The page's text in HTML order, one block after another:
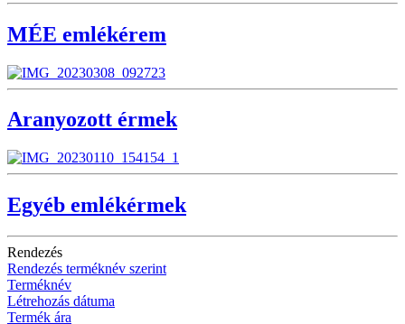
MÉE emlékérem
Aranyozott érmek
Egyéb emlékérmek
Rendezés
Rendezés terméknév szerint
Terméknév
Létrehozás dátuma
Termék ára